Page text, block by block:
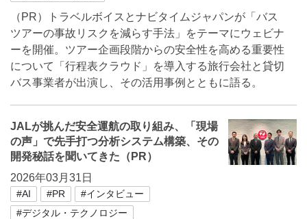
（PR）トラベルボイスとナビタイムジャパンが「バス
ツアーの事故リスクを減らす手法」をテーマにウェビナ
ーを開催。ツアー企画段階からの安全性を高める重要性
について「行程表クラウド」を導入する旅行会社と貸切
バス事業者が出演し、その活用事例とともに語る。
JALが挑んだ安全運航の取り組み、「現場
の声」で先手打つ分析システム構築、その
開発秘話を聞いてきた（PR）
2026年03月31日
#AI #PR
#インタビュー
#デジタル・テクノロジー